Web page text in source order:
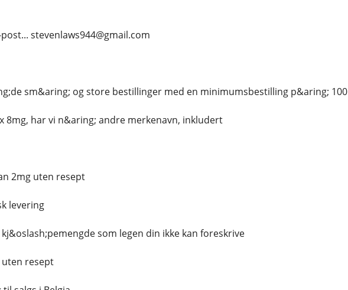
stevenlaws944@gmail.com
sm&aring; og store bestillinger med en minimumsbestilling p&aring; 100
8mg, har vi n&aring; andre merkenavn, inkludert
2mg uten resept
levering
som legen din ikke kan foreskrive
uten resept